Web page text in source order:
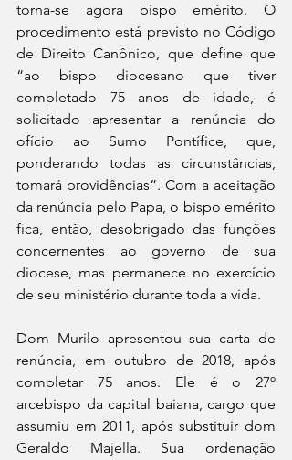
torna-se agora bispo emérito. O
procedimento está previsto no Código
de Direito Canônico, que define que
“ao bispo diocesano que tiver
completado 75 anos de idade, é
solicitado apresentar a renúncia do
ofício ao Sumo Pontífice, que,
ponderando todas as circunstâncias,
tomará providências”. Com a aceitação
da renúncia pelo Papa, o bispo emérito
fica, então, desobrigado das funções
concernentes ao governo de sua
diocese, mas permanece no exercício
de seu ministério durante toda a vida.
Dom Murilo apresentou sua carta de
renúncia, em outubro de 2018, após
completar 75 anos. Ele é o 27º
arcebispo da capital baiana, cargo que
assumiu em 2011, após substituir dom
Geraldo Majella. Sua ordenação